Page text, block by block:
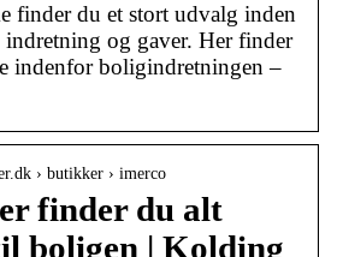
finder du et stort udvalg inden
og gaver. Her finder
indenfor boligindretningen –
› butikker › imerco
finder du alt
boligen | Kolding